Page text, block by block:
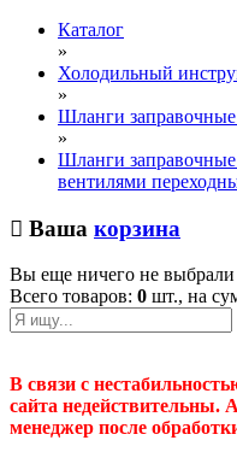
Каталог
»
Холодильный
»
Шланги заправочные
»
Шланги
вентилями
Ваша корзина
Вы еще ничего не выбрали
Всего товаров: 0 шт., на
В связи с
сайта
менеджер после